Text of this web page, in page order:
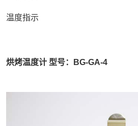
温度指示
烘烤温度计 型号：BG-GA-4